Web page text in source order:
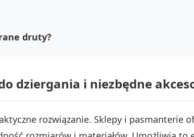
druty?
dziergania i niezbędne
rozwiązanie. Sklepy i pasmanterie